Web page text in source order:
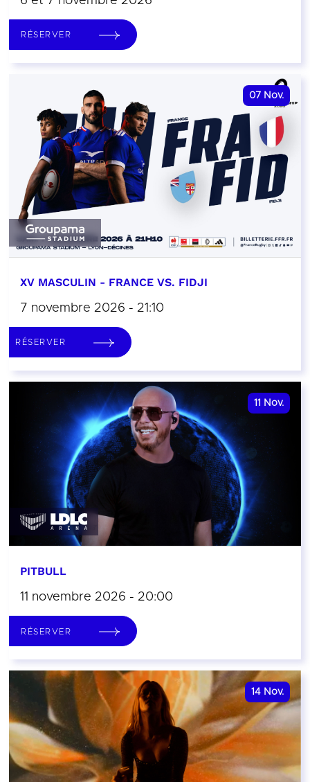
RÉSERVER
07 Nov.
XV MASCULIN - FRANCE VS. FIDJI
7 novembre 2026 - 21:10
RÉSERVER
11 Nov.
PITBULL
11 novembre 2026 - 20:00
RÉSERVER
14 Nov.